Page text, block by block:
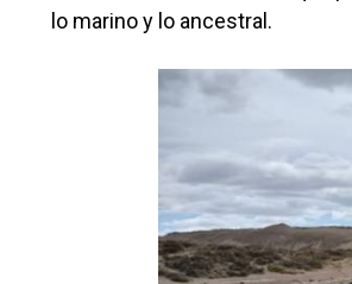
lo marino y lo ancestral.